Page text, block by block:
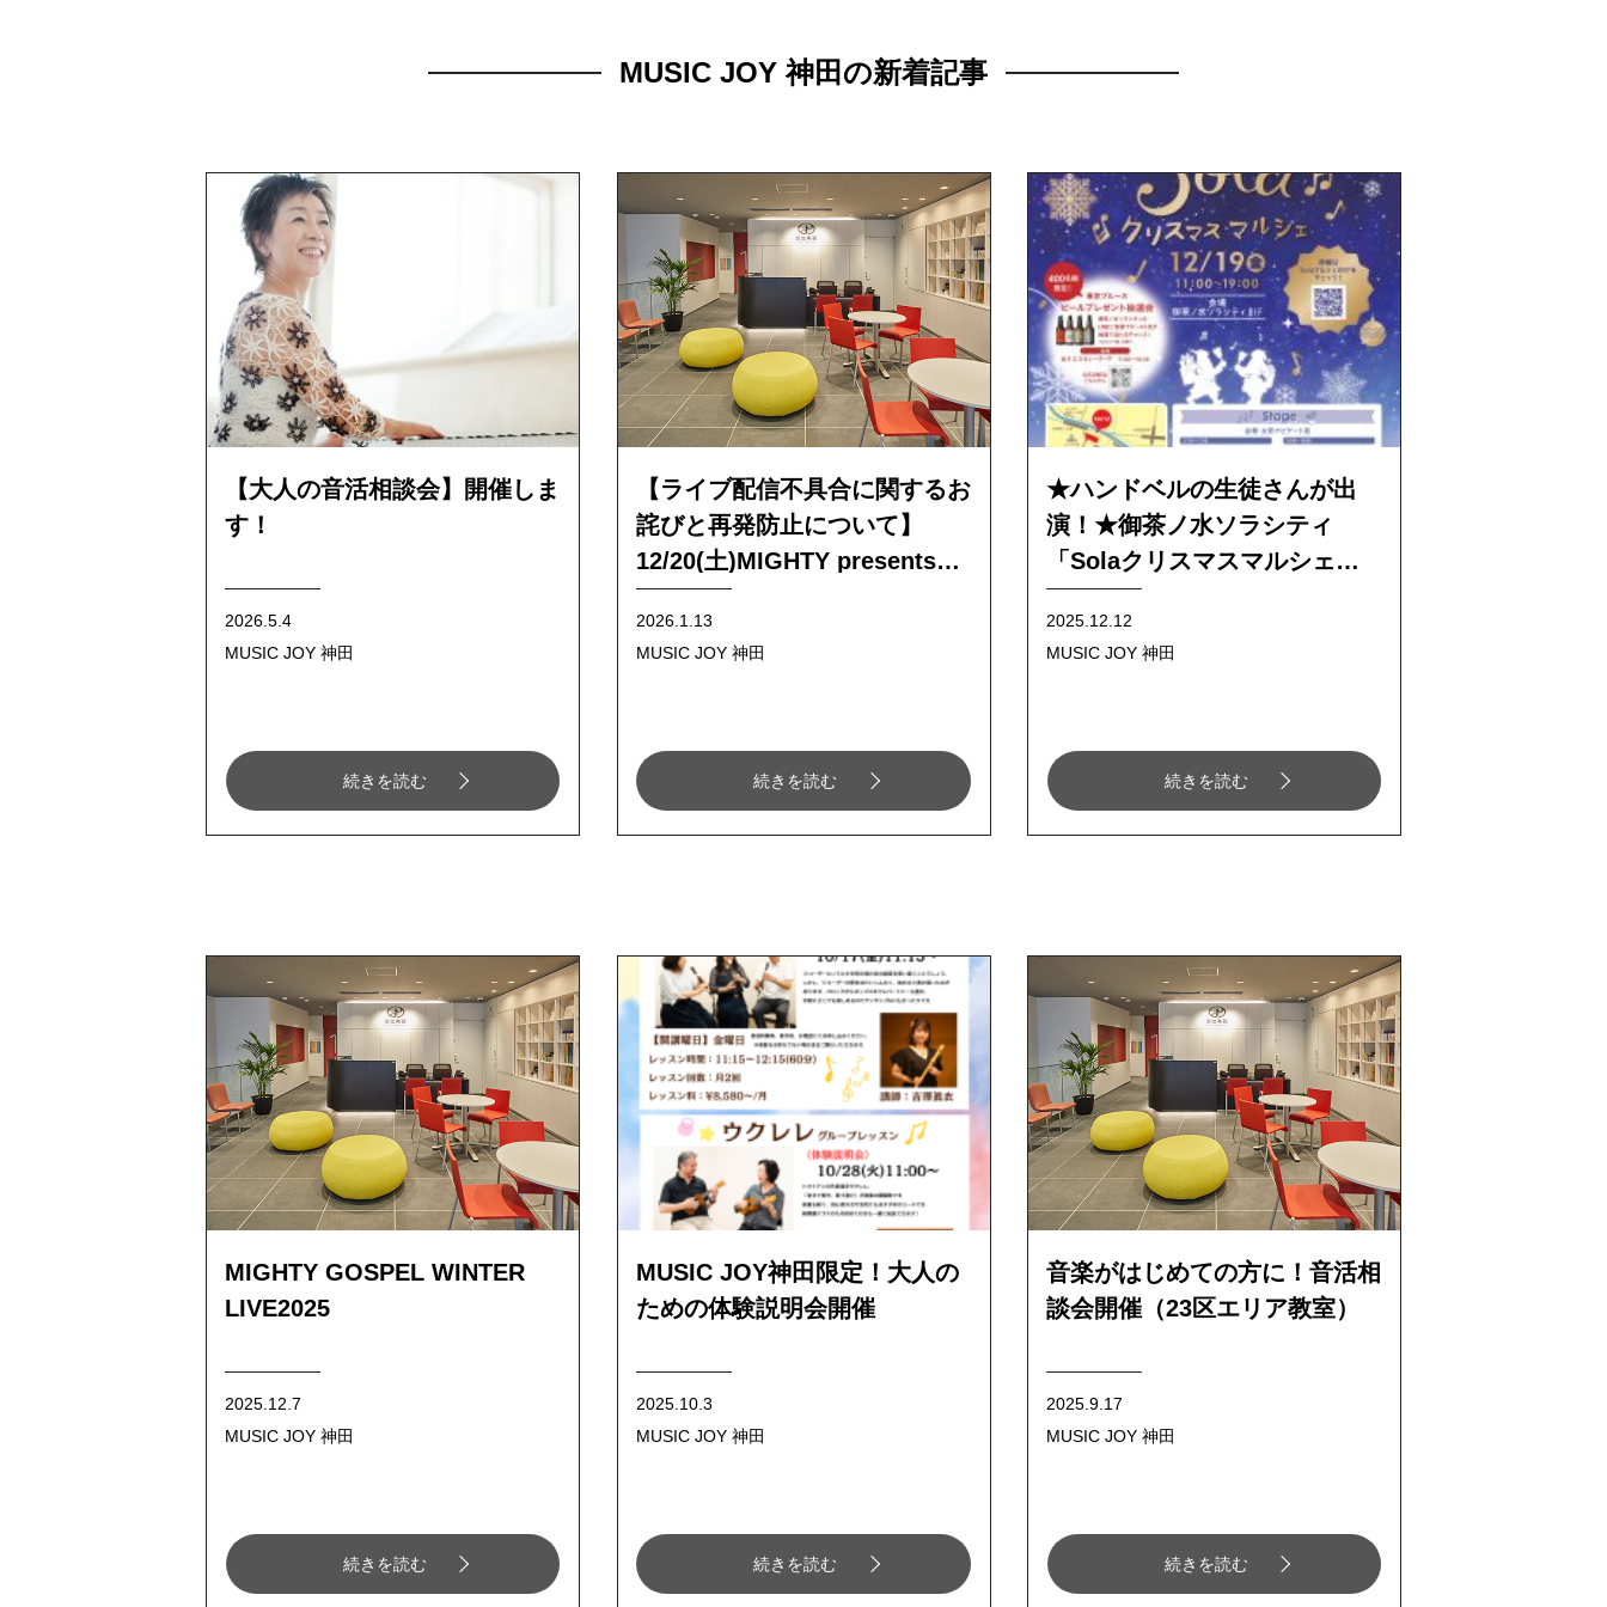
MUSIC JOY 神田の新着記事
【大人の音活相談会】開催しま
す！
2026.5.4
MUSIC JOY 神田
続きを読む
【ライブ配信不具合に関するお
詫びと再発防止について】
12/20(土)MIGHTY presents
Gospel Winter LIVE 2025
2026.1.13
MUSIC JOY 神田
続きを読む
★ハンドベルの生徒さんが出
演！★御茶ノ水ソラシティ
「Solaクリスマスマルシェ」
にて
2025.12.12
MUSIC JOY 神田
続きを読む
MIGHTY GOSPEL WINTER
LIVE2025
2025.12.7
MUSIC JOY 神田
続きを読む
MUSIC JOY神田限定！大人の
ための体験説明会開催
2025.10.3
MUSIC JOY 神田
続きを読む
音楽がはじめての方に！音活相
談会開催（23区エリア教室）
2025.9.17
MUSIC JOY 神田
続きを読む